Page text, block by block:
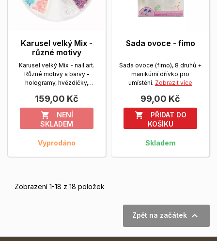
Karusel velký Mix -
různé motivy
Karusel velký Mix - nail art.
Různé motivy a barvy -
hologramy, hvězdičky,
více
159,00 Kč

NENÍ
SKLADEM
Vyprodáno
Sada ovoce - fimo
Sada ovoce (fimo), 8 druhů +
manikúrní dřívko pro
umístění. Zobrazit více
99,00 Kč

PŘIDAT DO
KOŠÍKU
Skladem
Zobrazení 1-18 z 18 položek
Zpět na začátek 